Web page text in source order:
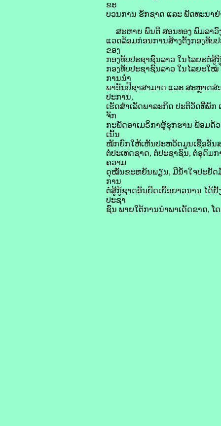
ຂະ
ບວນການ ຮັກຊາດ ແລະ ພັດທະນາຢ່
ສະຫາຍ ພົນຕີ ສອນທອງ ພົມລາວົ
ແວດລ້ອມກ່ອນການສ້າງຕັ້ງກອງທັບ
ຂອງ
ກອງທັບປະຊາຊົນລາວ ໃນໄລຍະຕໍ່
ກອງທັບປະຊາຊົນລາວ ໃນໄລຍະໃ
ການນຳ
ພາອັນປີຊາສາມາດ ແລະ ສະຫຼາດສ່
ປະການ,
ເຮັດສຳເລັດພາລະກິດ ປະຕິວັດທີ່ພັ
ຈັກ
ກະພັດອາເມຣິກາຜູ້ຮຸກຮານ ພ້ອມດ້
ເນັ້ນ
ໜັກຍົກໃຫ້ເຫັນປະຫວັດມູນເຊື້ອອັນສ
ຕໍ່ປະເທດຊາດ, ຕໍ່ປະຊາຊົນ, ຕໍ່ອຸດົ
ຄວາມ
ດຸໝັ່ນຂະຫຍັນພຽນ, ມີນໍ້າໃຈປະຢັດ
ການ
ຕໍ່ສູ້ກູ້ຊາດອັນຍືດເຍື້ອຍາວນານ ໄດ້ຢັ້
ປະຊາ
ຊົນ ພາຍໃຕ້ການນຳພາເດັດຂາດ,